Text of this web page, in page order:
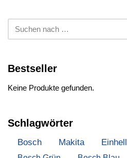
Bestseller
Keine Produkte gefunden.
Schlagwörter
Bosch Makita Einhell